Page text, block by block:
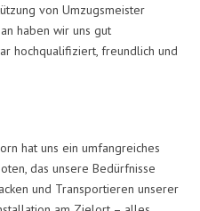
von Umzugsmeister
haben wir uns gut
hochqualifiziert, freundlich und
hat uns ein umfangreiches
das unsere Bedürfnisse
und Transportieren unserer